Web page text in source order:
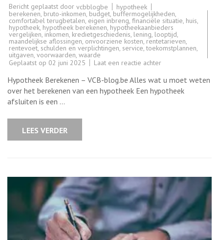
Bericht geplaatst door vcbblogbe
hypotheek
berekenen, bruto-inkomen, budget, buffermogelijkheden,
comfortabel terugbetalen, eigen inbreng, financiële situatie, huis,
hypotheek, hypotheek berekenen, hypotheekaanbieders
vergelijken, inkomen, kredietgeschiedenis, lening, looptijd,
maandelijkse aflossingen, onvoorziene kosten, rentetarieven,
rentevoet, schulden en verplichtingen, service,toekomstplannen,
uitgaven, voorwaarden, waarde
Geplaatst op 02 juni 2025 Laat een reactie achterop
u
uw
hypotheek
Hypotheek Berekenen – VCB-blog.be Alles wat u moet weten
over het berekenen van een hypotheek Een hypotheek
afsluiten is een …
LEES VERDER